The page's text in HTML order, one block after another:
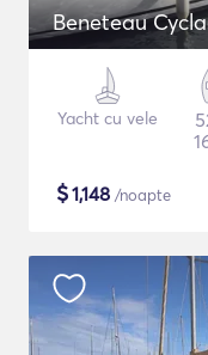
Beneteau
Yacht cu vele
$1,148 /noapte